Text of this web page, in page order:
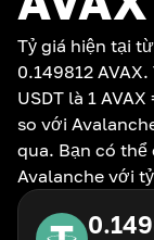
Tỷ giá hiện tại
0.149812
USDT là 1
so với
qua. Bạn có thể
Avalanche với